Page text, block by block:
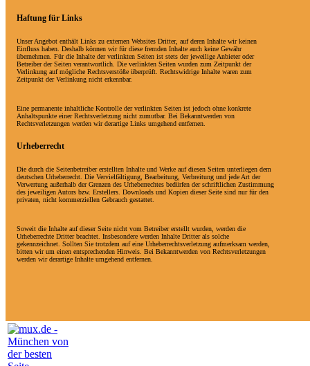
Haftung für Links
Unser Angebot enthält Links zu externen Websites Dritter, auf deren Inhalte wir keinen
Einfluss haben. Deshalb können wir für diese fremden Inhalte auch keine Gewähr
übernehmen. Für die Inhalte der verlinkten Seiten ist stets der jeweilige Anbieter oder
Betreiber der Seiten verantwortlich. Die verlinkten Seiten wurden zum Zeitpunkt der
Verlinkung auf mögliche Rechtsverstöße überprüft. Rechtswidrige Inhalte waren zum
Zeitpunkt der Verlinkung nicht erkennbar.
Eine permanente inhaltliche Kontrolle der verlinkten Seiten ist jedoch ohne konkrete
Anhaltspunkte einer Rechtsverletzung nicht zumutbar. Bei Bekanntwerden von
Rechtsverletzungen werden wir derartige Links umgehend entfernen.
Urheberrecht
Die durch die Seitenbetreiber erstellten Inhalte und Werke auf diesen Seiten unterliegen dem
deutschen Urheberrecht. Die Vervielfältigung, Bearbeitung, Verbreitung und jede Art der
Verwertung außerhalb der Grenzen des Urheberrechtes bedürfen der schriftlichen Zustimmung
des jeweiligen Autors bzw. Erstellers. Downloads und Kopien dieser Seite sind nur für den
privaten, nicht kommerziellen Gebrauch gestattet.
Soweit die Inhalte auf dieser Seite nicht vom Betreiber erstellt wurden, werden die
Urheberrechte Dritter beachtet. Insbesondere werden Inhalte Dritter als solche
gekennzeichnet. Sollten Sie trotzdem auf eine Urheberrechtsverletzung aufmerksam werden,
bitten wir um einen entsprechenden Hinweis. Bei Bekanntwerden von Rechtsverletzungen
werden wir derartige Inhalte umgehend entfernen.